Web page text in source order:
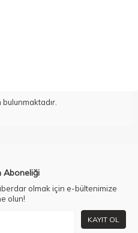
bulunmaktadır.
Aboneliği
olmak için e-bültenimize
olun!
KAYIT OL